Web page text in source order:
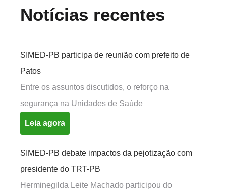
Notícias recentes
SIMED-PB participa de reunião com prefeito de
Patos
Entre os assuntos discutidos, o reforço na
segurança na Unidades de Saúde
Leia agora
SIMED-PB debate impactos da pejotização com
presidente do TRT-PB
Herminegilda Leite Machado participou do